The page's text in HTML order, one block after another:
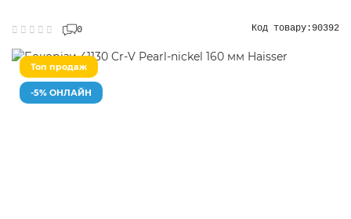
0 Код товару:90392
Топ продаж
-5% ОНЛАЙН